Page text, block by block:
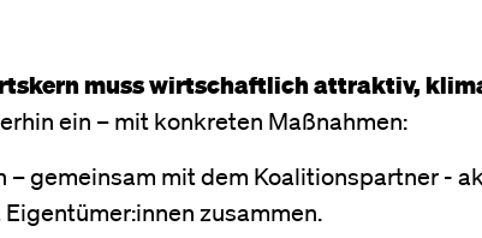
muss wirtschaftlich attraktiv,
ein – mit konkreten Maßnahmen:
– gemeinsam mit dem Koalitionspartner -
zusammen.